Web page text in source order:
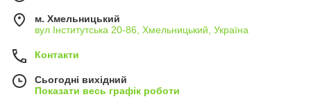
м. Хмельницький
вул Інститутська 20-86, Хмельницький, Україна
Контакти
Сьогодні вихідний
Показати весь графік роботи